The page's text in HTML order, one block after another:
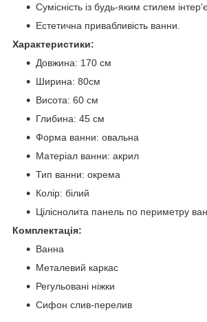
Сумісність із будь-яким стилем
Естетична привабливість ванни.
Характеристики:
Довжина: 170 см
Ширина: 80см
Висота: 60 см
Глибина: 45 см
Форма ванни: овальна
Матеріал ванни: акрил
Тип ванни: окрема
Колір: білий
Ціліснолита панель по периметру
Комплектація:
Ванна
Металевий каркас
Регульовані ніжки
Сифон слив-перелив